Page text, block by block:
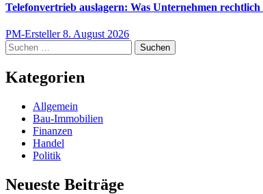
Telefonvertrieb auslagern: Was Unternehmen
PM-Ersteller8. August 2026
Suchen
nach:
Kategorien
Allgemein
Bau-Immobilien
Finanzen
Handel
Politik
Neueste Beiträge